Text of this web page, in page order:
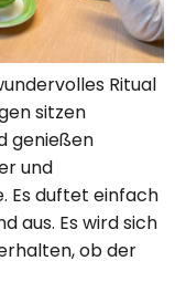
Ritual
sitzen
genießen
und
Es duftet einfach
aus. Es wird sich
ob der